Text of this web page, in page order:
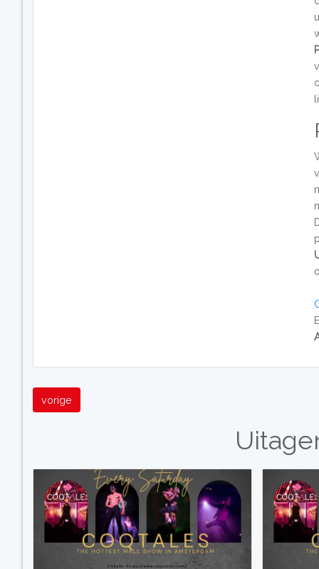
vorige